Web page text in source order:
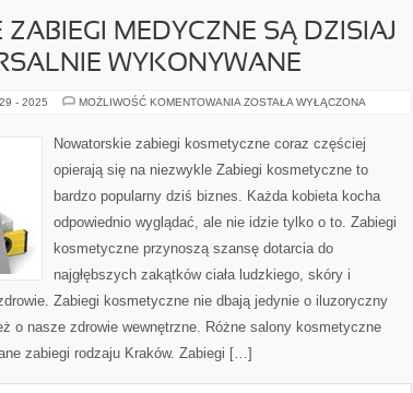
ZABIEGI MEDYCZNE SĄ DZISIAJ
WYKONYWANE
- 2025 MOŻLIWOŚĆ KOMENTOWANIA WSPÓŁCZESNE
DZISIAJ
UNIWERSALNIE
ZOSTAŁA WYŁĄCZONA
Nowatorskie zabiegi kosmetyczne coraz częściej
opierają się na niezwykle Zabiegi kosmetyczne to
bardzo popularny dziś biznes. Każda kobieta kocha
odpowiednio wyglądać, ale nie idzie tylko o to. Zabiegi
kosmetyczne przynoszą szansę dotarcia do
najgłębszych zakątków ciała ludzkiego, skóry i
Zabiegi kosmetyczne nie dbają jedynie o iluzoryczny
o nasze zdrowie wewnętrzne. Różne salony kosmetyczne
zabiegi rodzaju Kraków. Zabiegi […]